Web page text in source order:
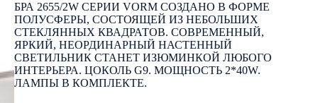
БРА 2655/2W СЕРИИ VORM СОЗДАНО В ФОРМЕ
ПОЛУСФЕРЫ, СОСТОЯЩЕЙ ИЗ НЕБОЛЬШИХ
СТЕКЛЯННЫХ КВАДРАТОВ. СОВРЕМЕННЫЙ,
ЯРКИЙ, НЕОРДИНАРНЫЙ НАСТЕННЫЙ
СВЕТИЛЬНИК СТАНЕТ ИЗЮМИНКОЙ ЛЮБОГО
ИНТЕРЬЕРА. ЦОКОЛЬ G9. МОЩНОСТЬ 2*40W.
ЛАМПЫ В КОМПЛЕКТЕ.